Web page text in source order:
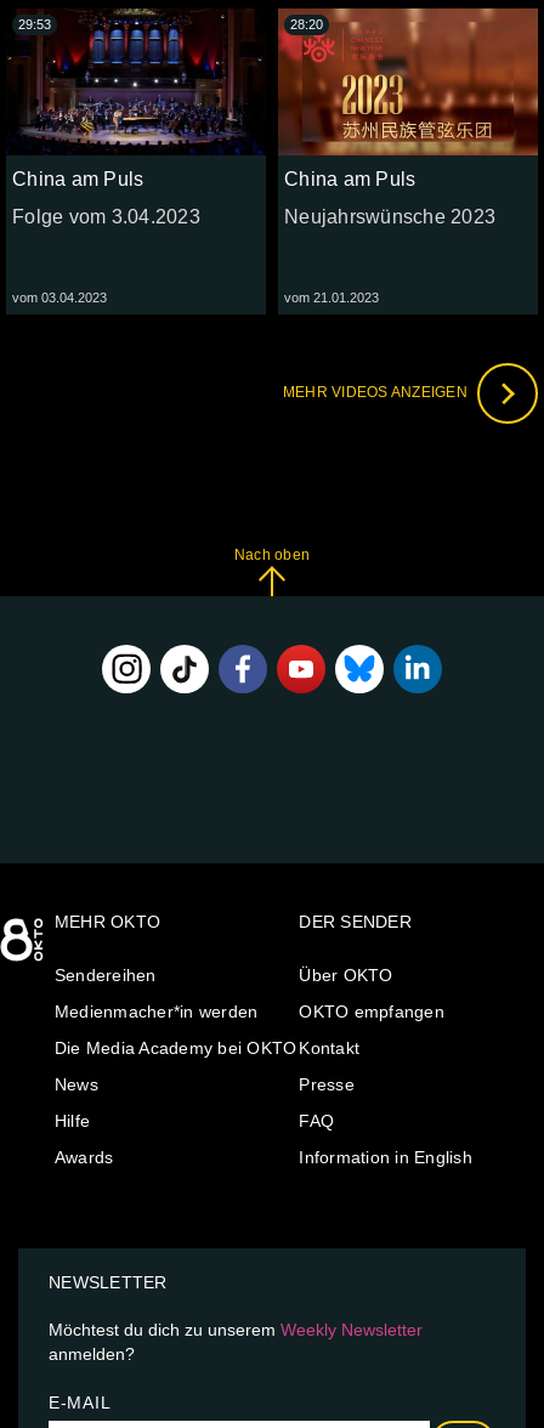
China am Puls
Folge vom 3.04.2023
vom 03.04.2023
29:53
China am Puls
Neujahrswünsche 2023
vom 21.01.2023
28:20
MEHR VIDEOS ANZEIGEN
Nach oben
MEHR OKTO
Sendereihen
Medienmacher*in werden
Die Media Academy bei OKTO
News
Hilfe
Awards
DER SENDER
Über OKTO
OKTO empfangen
Kontakt
Presse
FAQ
Information in English
NEWSLETTER
Möchtest du dich zu unserem Weekly Newsletter
anmelden?
E-MAIL